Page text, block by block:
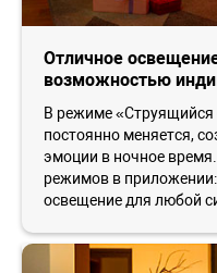
Отличное
возможностью
В режиме «Струящийся
постоянно меняется,
эмоции в ночное
режимов в
освещение для любой